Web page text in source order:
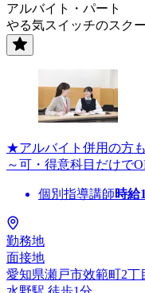
アルバイト・パート
やる気スイッチのスク
★アルバイト併用の方
～可・得意科目だけで
個別指導講師時給
勤務地
面接地
愛知県瀬戸市效範町2丁